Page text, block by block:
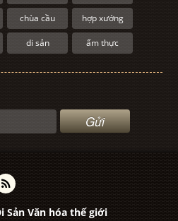
chùa cầu hợp xướng
di sản ẩm thực
Sản Văn hóa thế giới